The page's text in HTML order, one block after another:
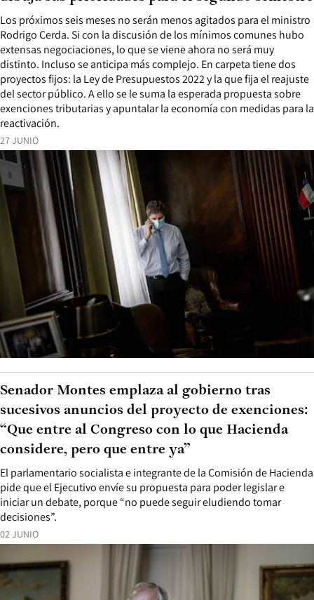
27 JUNIO
Los próximos seis meses no serán menos agitados para el ministro
Rodrigo Cerda. Si con la discusión de los mínimos comunes hubo
extensas negociaciones, lo que se viene ahora no será muy
distinto. Incluso se anticipa más complejo. En carpeta tiene dos
proyectos fijos: la Ley de Presupuestos 2022 y la que fija el reajuste
del sector público. A ello se le suma la esperada propuesta sobre
exenciones tributarias y apuntalar la economía con medidas para la
reactivación.
02 JUNIO
El parlamentario socialista e integrante de la Comisión de Hacienda
pide que el Ejecutivo envíe su propuesta para poder legislar e
iniciar un debate, porque “no puede seguir eludiendo tomar
decisiones”.
Senador Montes emplaza al gobierno tras
sucesivos anuncios del proyecto de exenciones:
“Que entre al Congreso con lo que Hacienda
considere, pero que entre ya”